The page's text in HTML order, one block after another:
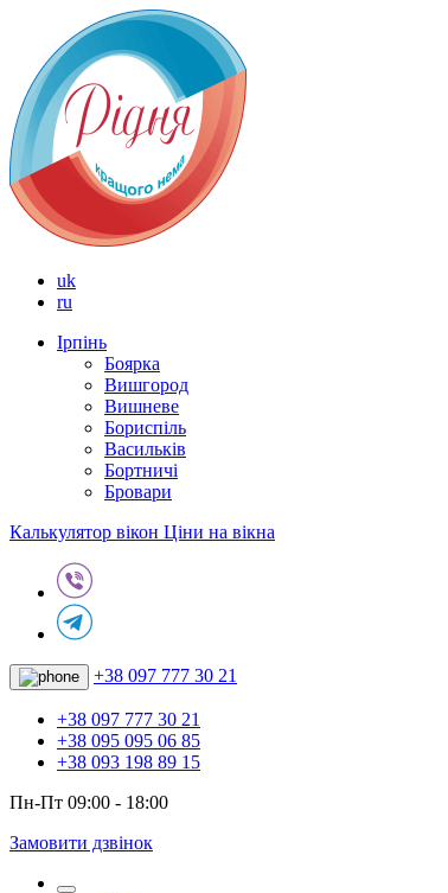
uk
ru
Ірпінь
Боярка
Вишгород
Вишневе
Бориспіль
Васильків
Бортничі
Бровари
Калькулятор вікон Ціни на вікна
+38 097 777 30 21
+38 097 777 30 21
+38 095 095 06 85
+38 093 198 89 15
Пн-Пт 09:00 - 18:00
Замовити дзвінок